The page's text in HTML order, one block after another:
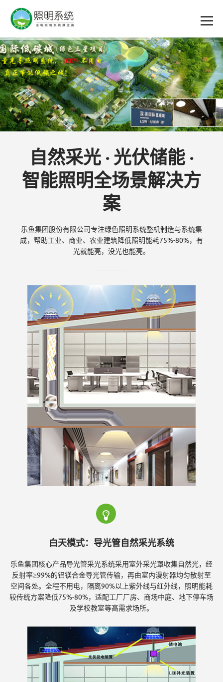
乐
鱼
集
团
份
有
限
公
司
光
管
采
自然采光 · 光伏储能 ·
智能照明全场景解决方
案
乐鱼集团股份有限公司专注绿色照明系统整机制造与系统集
成，帮助工业、商业、农业建筑降低照明能耗75%-80%，有
光就能亮，没光也能亮。
白天模式：导光管自然采光系统
乐鱼集团核心产品导光管采光系统采用室外采光罩收集自然光，经
反射率≥99%的铝镁合金导光管传输，再由室内漫射器均匀散射至
空间各处。全程不用电，隔离90%以上紫外线与红外线，照明能耗
较传统方案降低75%-80%，适配工厂厂房、商场中庭、地下停车场
及学校教室等高需求场所。